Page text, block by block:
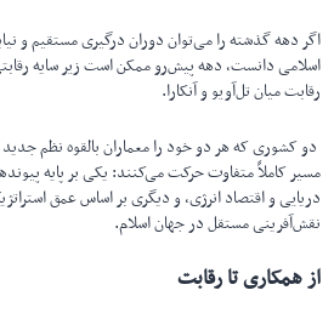
اگر دهه گذشته را می‌توان دوران درگیری مستقیم و
اسلامی دانست، دهه پیش‌رو ممکن است زیر سایه
رقابت میان تل‌آویو و آنکارا.
دو کشوری که هر دو خود را معماران بالقوه نظم جدید
مسیر کاملاً متفاوت حرکت می‌کنند: یکی بر پایه
دریایی و اقتصاد انرژی، و دیگری بر اساس عمق
نقش‌آفرینی مستقل در جهان اسلام.
از همکاری تا رقابت